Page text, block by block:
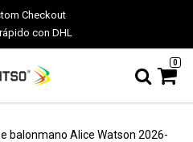
Checkout
con DHL
0
balonmano Alice Watson 2026-